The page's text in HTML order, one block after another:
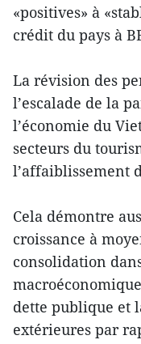
«positives» à
crédit du pays à
La révision des
l’escalade de la
l’économie du
secteurs du
l’affaiblissement
Cela démontre
croissance à
consolidation
dette publique et
extérieures par